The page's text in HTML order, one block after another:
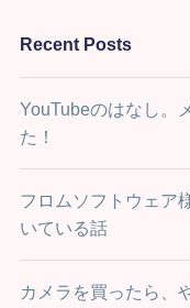
Recent Posts
YouTubeのはなし。
た！
フロムソフトウェア
いている話
カメラを買ったら、